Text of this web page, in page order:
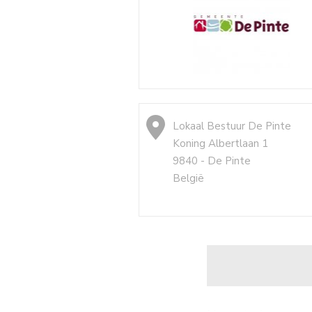
Lokaal Bestuur De Pinte
Koning Albertlaan 1
9840 - De Pinte
België